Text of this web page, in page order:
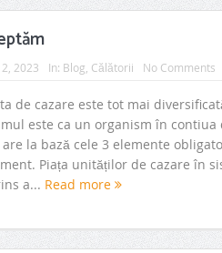
2023 In: Blog Călătorii No Comments
de cazare este tot mai
este ca un organism în contiua
are la bază cele 3 elemente
Piața unităților de cazare în
a... Read more